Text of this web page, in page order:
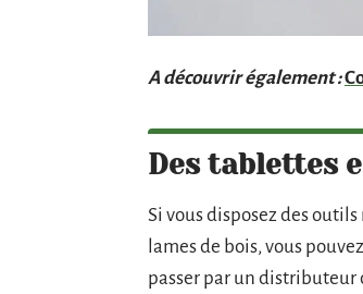
A découvrir également :
Des tablettes
Si vous disposez des outils
lames de bois, vous
passer par un distributeur